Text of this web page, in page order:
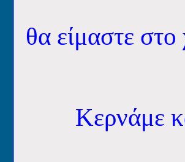
θα είμαστε
Κερνάμε